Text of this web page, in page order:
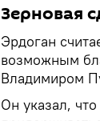
Зерновая
Эрдоган
возможным
Владимиром
Он указал,